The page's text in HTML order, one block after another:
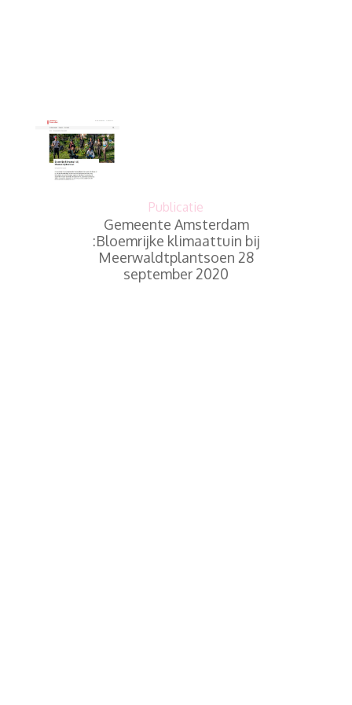
Publicatie
Gemeente Amsterdam
:Bloemrijke klimaattuin bij
Meerwaldtplantsoen 28
september 2020